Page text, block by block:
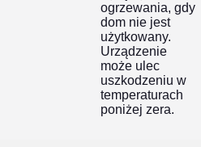
ogrzewania, gdy
dom nie jest
użytkowany.
Urządzenie
może ulec
uszkodzeniu w
temperaturach
poniżej zera.